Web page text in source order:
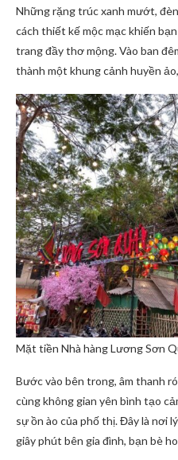
Những rặng trúc xanh mướt,
cách thiết kế mộc mạc khiến
trang đầy thơ mộng. Vào ban
thành một khung cảnh huyền
Mặt tiền Nhà hàng Lương Sơn
Bước vào bên trong, âm thanh
cùng không gian yên bình tạo
sự ồn ào của phố thị. Đây là nơi
giây phút bên gia đình, bạn bè